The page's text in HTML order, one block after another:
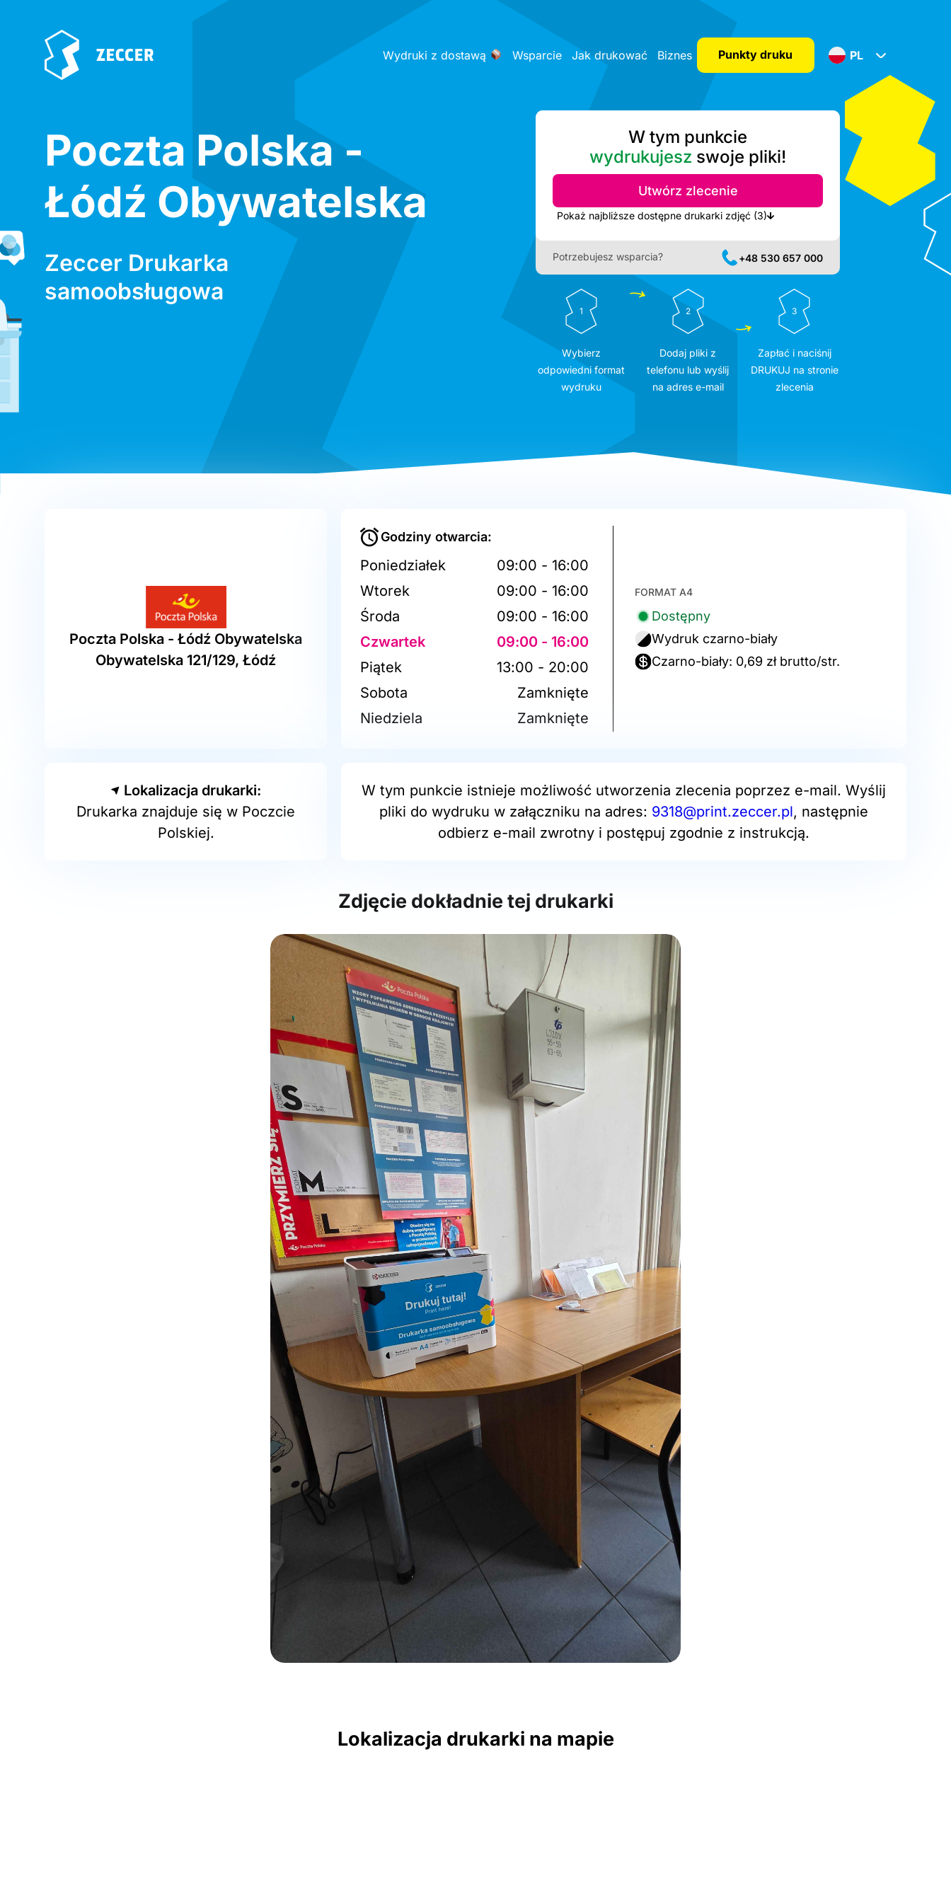
Wydruki z dostawą Wsparcie Jak drukować Biznes Punkty druku PL
Poczta Polska -
Łódź Obywatelska
Zeccer Drukarka
samoobsługowa
W tym punkcie
wydrukujesz swoje pliki!
Utwórz zlecenie
Pokaż najbliższe dostępne drukarki zdjęć (3)
Potrzebujesz wsparcia? +48 530 657 000
1
Wybierz
odpowiedni format
wydruku
2
Dodaj pliki z
telefonu lub wyślij
na adres e-mail
3
Zapłać i naciśnij
DRUKUJ na stronie
zlecenia
Poczta Polska - Łódź Obywatelska
Obywatelska 121/129, Łódź
Godziny otwarcia:
Poniedziałek
09:00 - 16:00
Wtorek
09:00 - 16:00
Środa
09:00 - 16:00
Czwartek
09:00 - 16:00
Piątek
13:00 - 20:00
Sobota
Zamknięte
Niedziela
Zamknięte
FORMAT A4
Dostępny
Wydruk czarno-biały
Czarno-biały: 0,69 zł brutto/str.
Lokalizacja drukarki:
Drukarka znajduje się w Poczcie
Polskiej.
W tym punkcie istnieje możliwość utworzenia zlecenia poprzez e-mail. Wyślij
pliki do wydruku w załączniku na adres: 9318@print.zeccer.pl, następnie
odbierz e-mail zwrotny i postępuj zgodnie z instrukcją.
Zdjęcie dokładnie tej drukarki
Lokalizacja drukarki na mapie